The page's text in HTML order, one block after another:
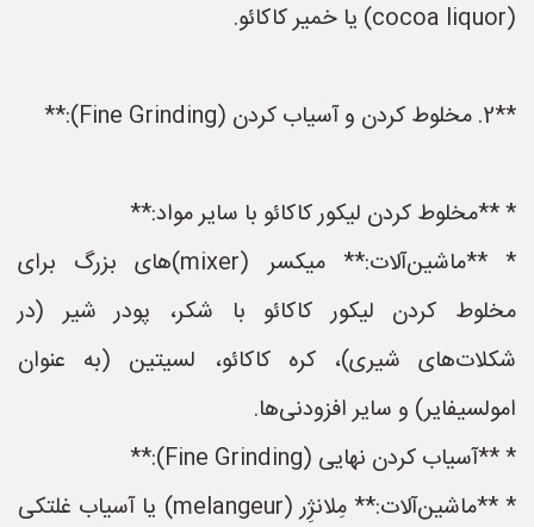
(cocoa liquor) یا خمیر کاکائو.
**2. مخلوط کردن و آسیاب کردن (Fine Grinding):**
* **مخلوط کردن لیکور کاکائو با سایر مواد:**
* **ماشین‌آلات:** میکسر (mixer)های بزرگ برای
مخلوط کردن لیکور کاکائو با شکر، پودر شیر (در
شکلات‌های شیری)، کره کاکائو، لسیتین (به عنوان
امولسیفایر) و سایر افزودنی‌ها.
* **آسیاب کردن نهایی (Fine Grinding):**
* **ماشین‌آلات:** مِلانژِر (melangeur) یا آسیاب غلتکی